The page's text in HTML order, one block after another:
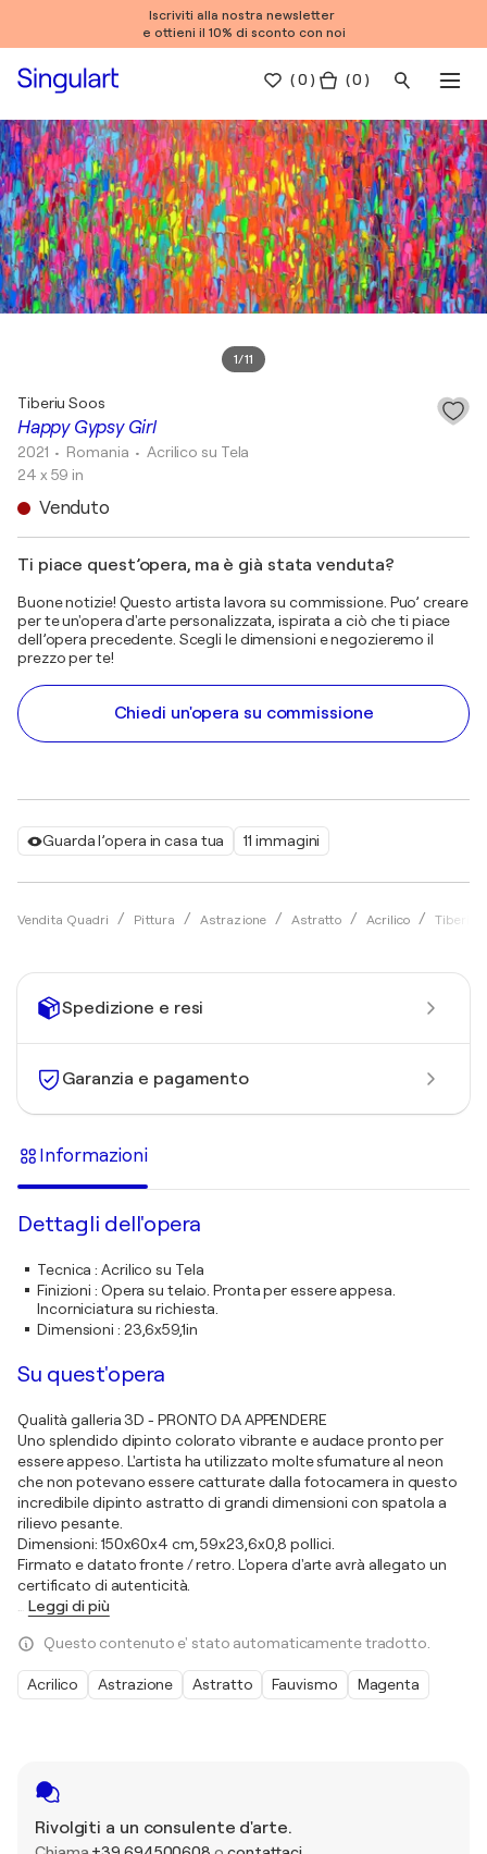
Iscriviti alla nostra newsletter
e ottieni il 10% di sconto con noi
(0 ) ( 0 )
1/11
Guarda l’opera in casa tua 11 immagini
Vendita Quadri Pittura Astrazione Astratto Acrilico Tiberiu
Happy Gypsy Girl
Tiberiu Soos
2021 • Romania • Acrilico su Tela
24 x 59 in
Venduto
Ti piace quest’opera, ma è già stata venduta?
Buone notizie! Questo artista lavora su commissione. Puo’ creare
per te un'opera d'arte personalizzata, ispirata a ciò che ti piace
dell’opera precedente. Scegli le dimensioni e negozieremo il
prezzo per te!
Chiedi un'opera su commissione
Spedizione e resi
Garanzia e pagamento
Rivolgiti a un consulente d'arte.
Informazioni
Dettagli dell'opera
Tecnica :Acrilico su Tela
Finizioni : Opera su telaio. Pronta per essere appesa.
Incorniciatura su richiesta.
Dimensioni : 23,6x59,1in
Su quest'opera
Qualità galleria 3D - PRONTO DA APPENDERE
Uno splendido dipinto colorato vibrante e audace pronto per
essere appeso. L'artista ha utilizzato molte sfumature al neon
che non potevano essere catturate dalla fotocamera in questo
incredibile dipinto astratto di grandi dimensioni con spatola a
rilievo pesante.
Dimensioni: 150x60x4 cm, 59x23,6x0,8 pollici.
Firmato e datato fronte / retro. L'opera d'arte avrà allegato un
certificato di autenticità.
Leggi di più
Questo contenuto e' stato automaticamente tradotto.
Acrilico Astrazione Astratto Fauvismo Magenta